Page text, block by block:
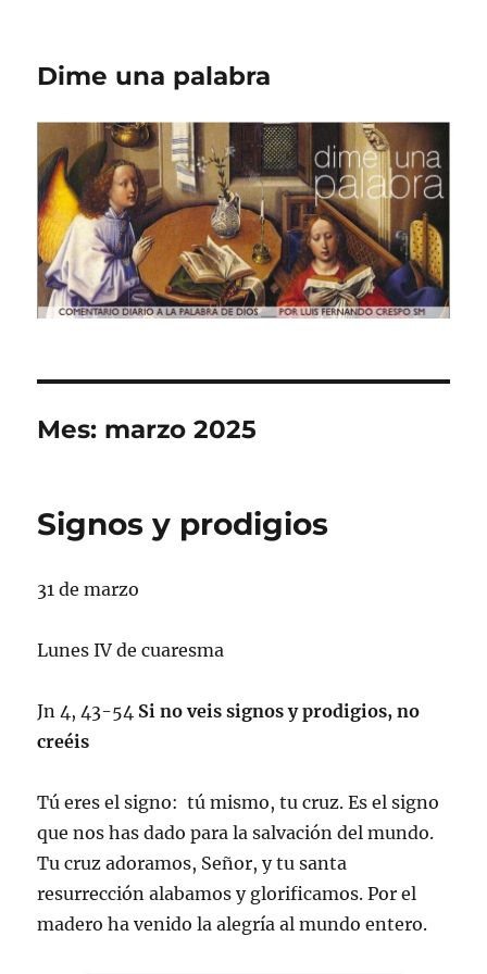
Dime una palabra
Mes: marzo 2025
Signos y prodigios
31 de marzo
Lunes IV de cuaresma
Jn 4, 43-54 Si no veis signos y prodigios, no
creéis
Tú eres el signo: tú mismo, tu cruz. Es el signo
que nos has dado para la salvación del mundo.
Tu cruz adoramos, Señor, y tu santa
resurrección alabamos y glorificamos. Por el
madero ha venido la alegría al mundo entero.